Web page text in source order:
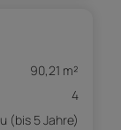
90,21 m²
4
(bis 5 Jahre)